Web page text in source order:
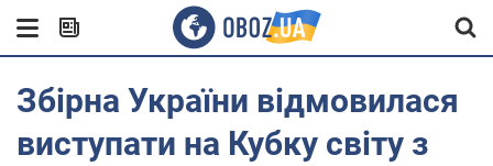
Збірна України відмовилася
виступати на Кубку світу з